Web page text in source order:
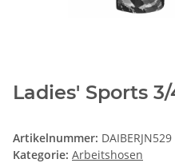
Ladies' Sports
Artikelnummer: DAIBERJN529
Kategorie: Arbeitshosen